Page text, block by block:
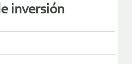
inversión